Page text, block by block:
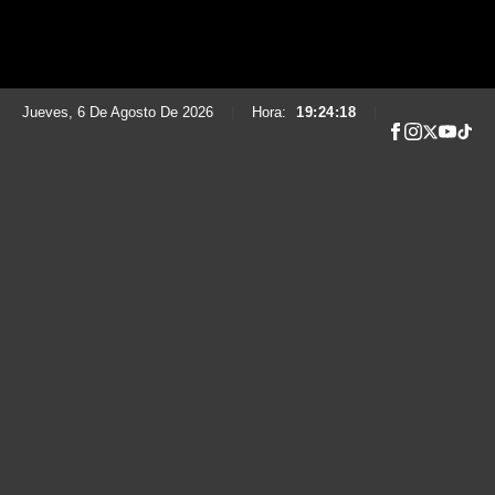
Jueves, 6 De Agosto De 2026 Hora: 19:24:20